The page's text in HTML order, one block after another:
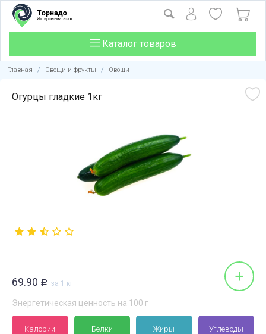
Каталог товаров
Главная / Овощи и фрукты / Овощи
Огурцы гладкие 1кг
69.90 Р за 1 кг +
Энергетическая ценность на 100 г
Калории Белки Жиры Углеводы